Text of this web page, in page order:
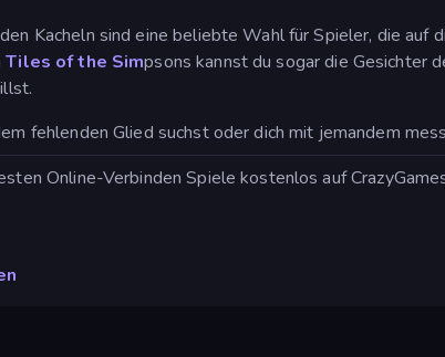
Kacheln sind eine beliebte Wahl für Spieler, die auf
Tiles of the Simpsons kannst du sogar die Gesichter
fehlenden Glied suchst oder dich mit jemandem
Online-Verbinden Spiele kostenlos auf